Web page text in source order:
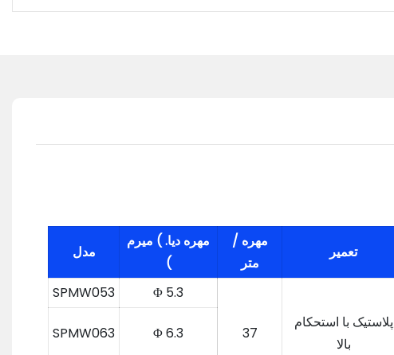
مدل
مهره دیا. ) میرم
(
مهره /
متر
تعمیر
SPMW053 Φ 5.3
37
پلاستیک با استحکام
بالا
SPMW063 Φ 6.3